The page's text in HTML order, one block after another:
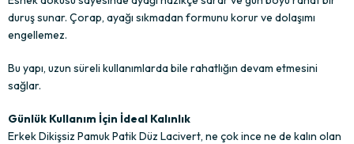
duruş sunar. Çorap, ayağı sıkmadan formunu korur ve dolaşımı
engellemez.
Bu yapı, uzun süreli kullanımlarda bile rahatlığın devam etmesini
sağlar.
Günlük Kullanım İçin İdeal Kalınlık
Erkek Dikişsiz Pamuk Patik Düz Lacivert, ne çok ince ne de kalın olan